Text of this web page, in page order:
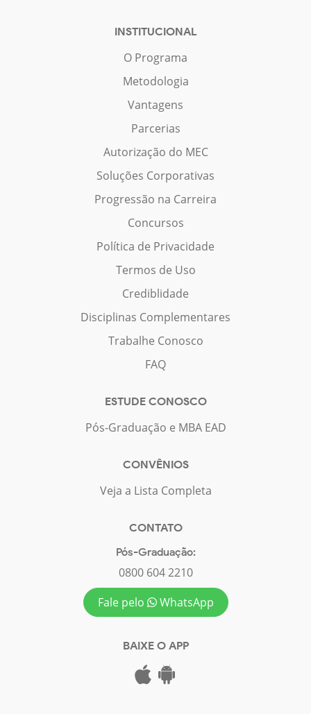
INSTITUCIONAL
O Programa
Metodologia
Vantagens
Parcerias
Autorização do MEC
Soluções Corporativas
Progressão na Carreira
Concursos
Política de Privacidade
Termos de Uso
Crediblidade
Disciplinas Complementares
Trabalhe Conosco
FAQ
ESTUDE CONOSCO
Pós-Graduação e MBA EAD
CONVÊNIOS
Veja a Lista Completa
CONTATO
Pós-Graduação:
0800 604 2210
Fale pelo
WhatsApp
BAIXE O APP